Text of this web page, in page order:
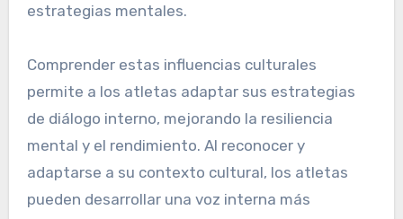
estrategias mentales.
Comprender estas influencias culturales
permite a los atletas adaptar sus estrategias
de diálogo interno, mejorando la resiliencia
mental y el rendimiento. Al reconocer y
adaptarse a su contexto cultural, los atletas
pueden desarrollar una voz interna más